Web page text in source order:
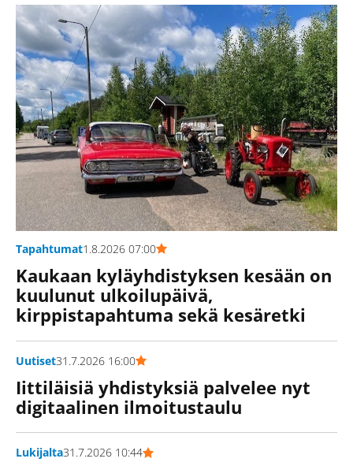
Tapahtumat1.8.2026 07:00
Kaukaan kyläyhdistyksen kesään on
kuulunut ulkoilupäivä,
kirppistapahtuma sekä kesäretki
Uutiset31.7.2026 16:00
Iittiläisiä yhdistyksiä palvelee nyt
digitaalinen ilmoitustaulu
Lukijalta31.7.2026 10:44